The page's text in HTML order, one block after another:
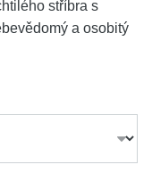
stříbra s
a osobitý